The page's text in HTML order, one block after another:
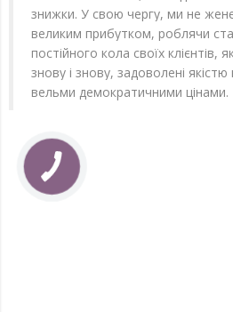
знижки. У свою чергу, ми не
великим прибутком, роблячи
постійного кола своїх клієнтів,
знову і знову, задоволені якістю
вельми демократичними цінами.